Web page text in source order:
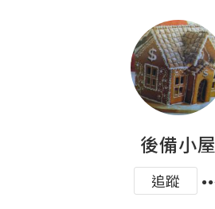
後備小屋
追蹤